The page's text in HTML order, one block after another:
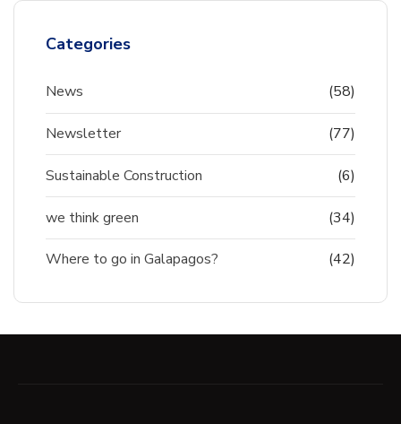
Categories
News (58)
Newsletter (77)
Sustainable Construction (6)
we think green (34)
Where to go in Galapagos? (42)